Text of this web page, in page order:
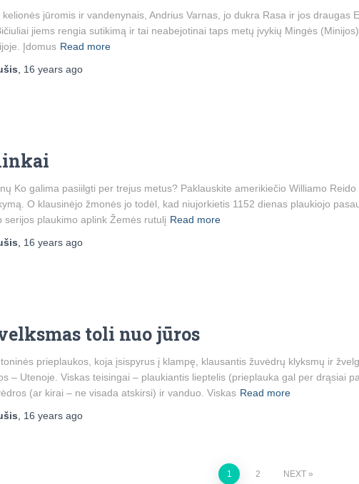
jūromis ir vandenynais, Andrius Varnas, jo dukra Rasa ir jos draugas
jiems rengia sutikimą ir tai neabejotinai taps metų įvykių Mingės
Įdomus Read more
16 yearsago
Ko galima pasiilgti per trejus metus? Paklauskite amerikiečio Williamo
O klausinėjo žmonės jo todėl, kad niujorkietis 1152 dienas plaukiojo
serijos plaukimo aplink Žemės rutulį Read more
16 yearsago
toli nuo jūros
prieplaukos, koja įsispyrus į klampę, klausantis žuvėdrų klyksmų ir
– Utenoje. Viskas teisingai – plaukiantis lieptelis (prieplauka gal per drąsiai
(ar kirai – ne visada atskirsi) ir vanduo. Viskas Read more
16 yearsago
1 2 NEXT